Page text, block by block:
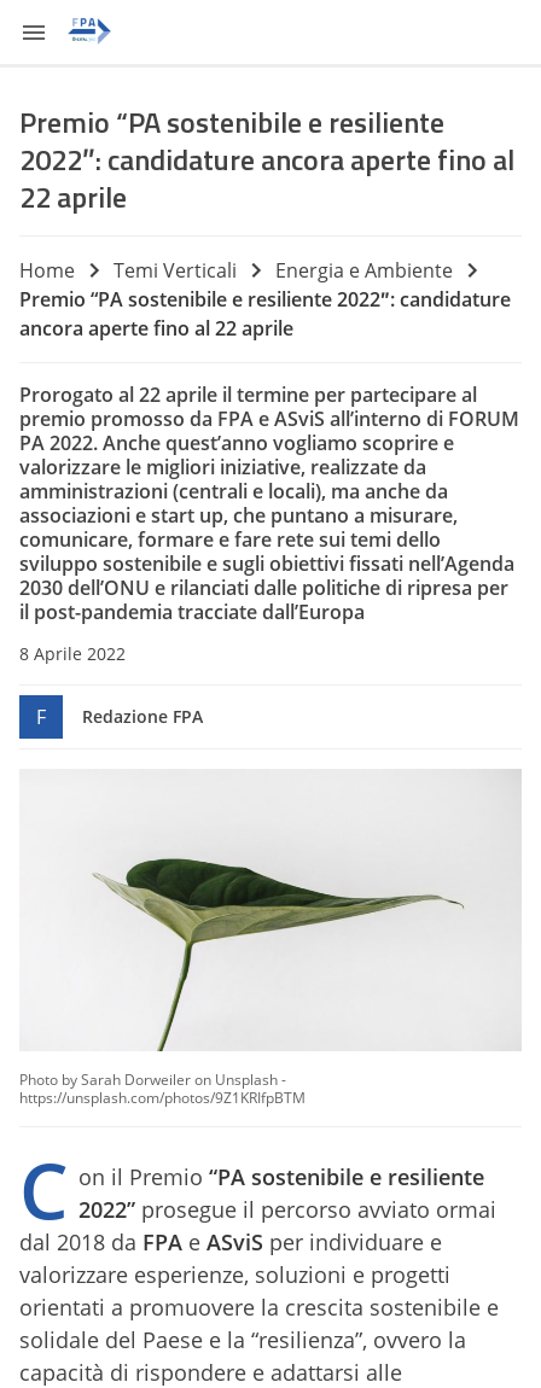
Premio “PA sostenibile e resiliente
2022″: candidature ancora aperte fino al
22 aprile
Home Temi Verticali
Energia e Ambiente
Premio “PA sostenibile e resiliente 2022″: candidature
ancora aperte fino al 22 aprile
Prorogato al 22 aprile il termine per partecipare al
premio promosso da FPA e ASviS all’interno di FORUM
PA 2022. Anche quest’anno vogliamo scoprire e
valorizzare le migliori iniziative, realizzate da
amministrazioni (centrali e locali), ma anche da
associazioni e start up, che puntano a misurare,
comunicare, formare e fare rete sui temi dello
sviluppo sostenibile e sugli obiettivi fissati nell’Agenda
2030 dell’ONU e rilanciati dalle politiche di ripresa per
il post-pandemia tracciate dall’Europa
8 Aprile 2022
F Redazione FPA
Photo by Sarah Dorweiler on Unsplash -
https://unsplash.com/photos/9Z1KRIfpBTM
C on il Premio “PA sostenibile e resiliente
2022” prosegue il percorso avviato ormai
dal 2018 da FPA e ASviS per individuare e
valorizzare esperienze, soluzioni e progetti
orientati a promuovere la crescita sostenibile e
solidale del Paese e la “resilienza”, ovvero la
capacità di rispondere e adattarsi alle